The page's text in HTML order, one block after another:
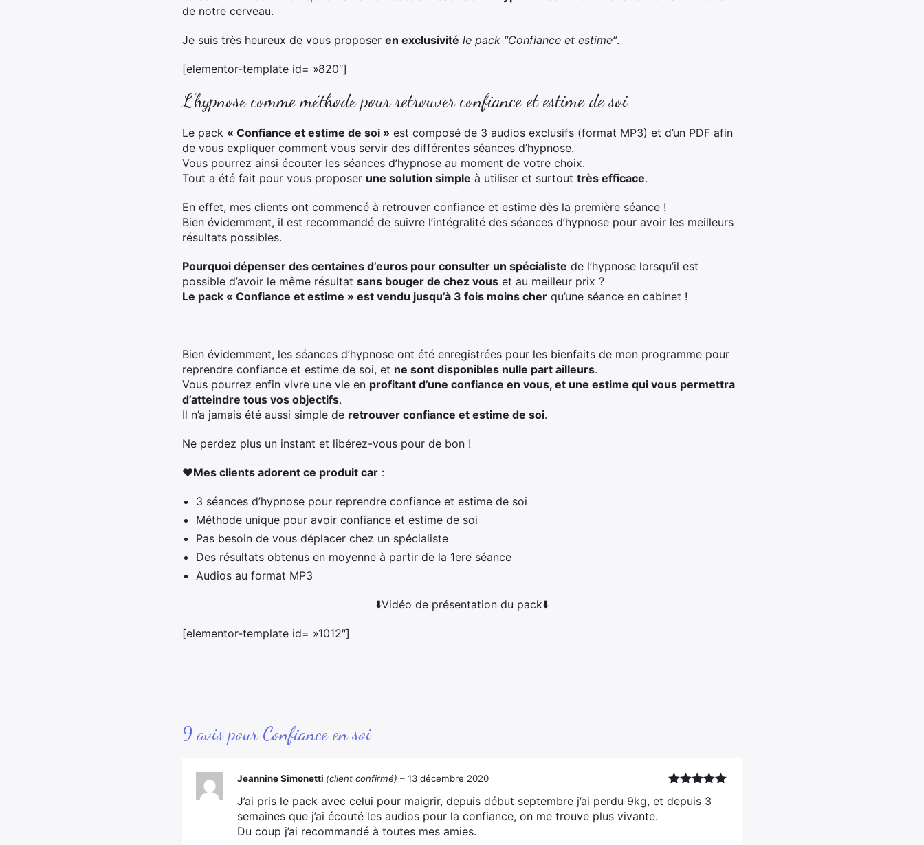
de notre cerveau.
Je suis très heureux de vous proposeren exclusivité le pack “Confiance et estime“.
[elementor-template id= »820″]
L’hypnose comme méthode pour retrouver confiance et estime de soi
Le pack « Confiance et estime de soi » est composé de 3 audios exclusifs (format MP3) et d’un PDF afin
de vous expliquer comment vous servir des différentes séances d’hypnose.
Vous pourrez ainsi écouter les séances d’hypnose au moment de votre choix.
Tout a été fait pour vous proposer une solution simple à utiliser et surtouttrès efficace.
En effet, mes clients ont commencé à retrouver confiance et estime dès la première séance !
Bien évidemment, il est recommandé de suivre l’intégralité des séances d’hypnose pour avoir les meilleurs
résultats possibles.
Pourquoi dépenser des centaines d’euros pour consulter un spécialiste de l’hypnose lorsqu’il est
possible d’avoir le même résultatsans bouger de chez vous et au meilleur prix ?
Le pack « Confiance et estime » est vendu jusqu’à 3 fois moins cher qu’une séance en cabinet !
Bien évidemment, les séances d’hypnose ont été enregistrées pour les bienfaits de mon programme pour
reprendre confiance et estime de soi, et ne sont disponibles nulle part ailleurs.
Vous pourrez enfin vivre une vie en profitant d’une confiance en vous, et une estime qui vous permettra
d’atteindre tous vos objectifs.
Il n’a jamais été aussi simple de retrouver confiance et estime de soi.
Ne perdez plus un instant et libérez-vous pour de bon !
❤️Mes clients adorent ce produit car :
3 séances d’hypnose pour reprendre confiance et estime de soi
Méthode unique pour avoir confiance et estime de soi
Pas besoin de vous déplacer chez un spécialiste
Des résultats obtenus en moyenne à partir de la 1ere séance
Audios au format MP3
⬇️Vidéo de présentation du pack⬇️
[elementor-template id= »1012″]
9 avis pourConfiance en soi
5
Jeannine Simonetti (client confirmé) – 13 décembre 2020
J’ai pris le pack avec celui pour maigrir, depuis début septembre j’ai perdu 9kg, et depuis 3
semaines que j’ai écouté les audios pour la confiance, on me trouve plus vivante.
Du coup j’ai recommandé à toutes mes amies.